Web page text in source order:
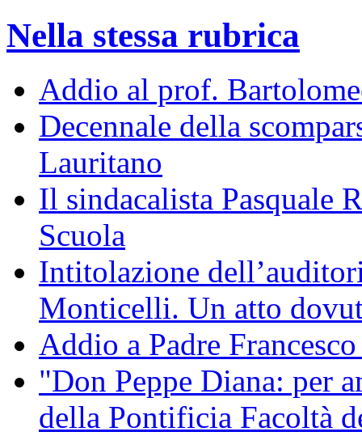
Nella stessa rubrica
Addio al prof.
Decennale della
Lauritano
Il sindacalista Pasquale
Scuola
Intitolazione
Monticelli. Un atto
Addio a Padre
"Don Peppe Diana: per
della Pontificia Facoltà